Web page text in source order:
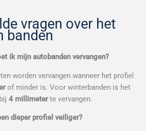
vragen over het
banden
ik mijn autobanden vervangen?
worden vervangen wanneer het profiel
of minder is. Voor winterbanden is het
4 millimeterte vervangen.
dieper profiel veiliger?